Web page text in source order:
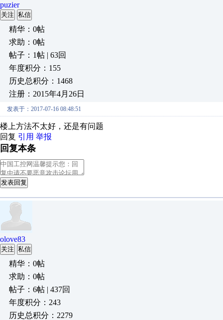
puzier
关注 私信
精华：0帖
求助：0帖
帖子：1帖 | 63回
年度积分：155
历史总积分：1468
注册：2015年4月26日
发表于：2017-07-16 08:48:51
楼上方法不太好，还是有问题
回复 引用 举报
回复本条
发表回复
olove83
关注 私信
精华：0帖
求助：0帖
帖子：6帖 | 437回
年度积分：243
历史总积分：2279